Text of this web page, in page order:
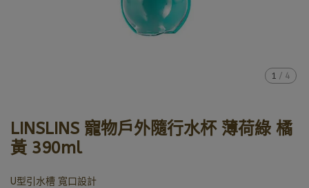
1 / 4
LINSLINS 寵物戶外隨行水杯 薄荷綠 橘
黃 390ml
U型引水槽 寬口設計